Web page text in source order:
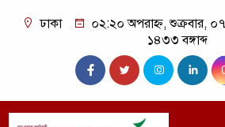
ঢাকা
০২:২০ অপরাহ্ন, শুক্রবার,
১৪৩৩ বঙ্গাব্দ